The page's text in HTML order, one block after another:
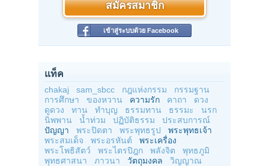
สมัครสมาชิก
เข้าสู่ระบบด้วย Facebook
แท็ค
chakaj sam_sbcc กฎแห่งกรรม
กรรมฐาน
การศึกษา
ของหวาน ความรัก คาถา
ดวง
ดูดวง
ทาน ทำบุญ ธรรมทาน ธรรมะ
นรก
นิพพาน
น้ำท่วม ปฏิบัติธรรม
ประสบการณ์
ปัญญา
พระปิดตา พระพุทธรูป
พระพุทธเจ้า
พระสมเด็จ
พระอรหันต์
พระเครื่อง
พระโพธิสัตว์
พระไตรปิฎก พลังจิต
พุทธภูมิ
พุทธศาสนา
ภาวนา วัตถุมงคล วิญญาณ